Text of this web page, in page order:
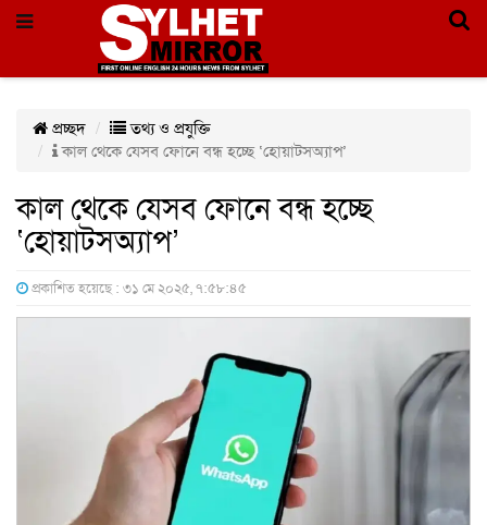
প্রচ্ছদ
তথ্য ও প্রযুক্তি
কাল থেকে যেসব ফোনে বন্ধ হচ্ছে ‘হোয়াটসঅ্যাপ’
কাল থেকে যেসব ফোনে বন্ধ হচ্ছে
‘হোয়াটসঅ্যাপ’
প্রকাশিত হয়েছে : ৩১ মে ২০২৫, ৭:৫৮:৪৫